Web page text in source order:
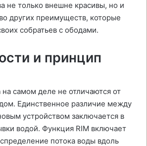
не только внешне красивы, но и
других преимуществ, которые
собратьев с ободами.
и принцип
самом деле не отличаются от
Единственное различие между
устройством заключается в
водой. Функция RIM включает
потока воды вдоль